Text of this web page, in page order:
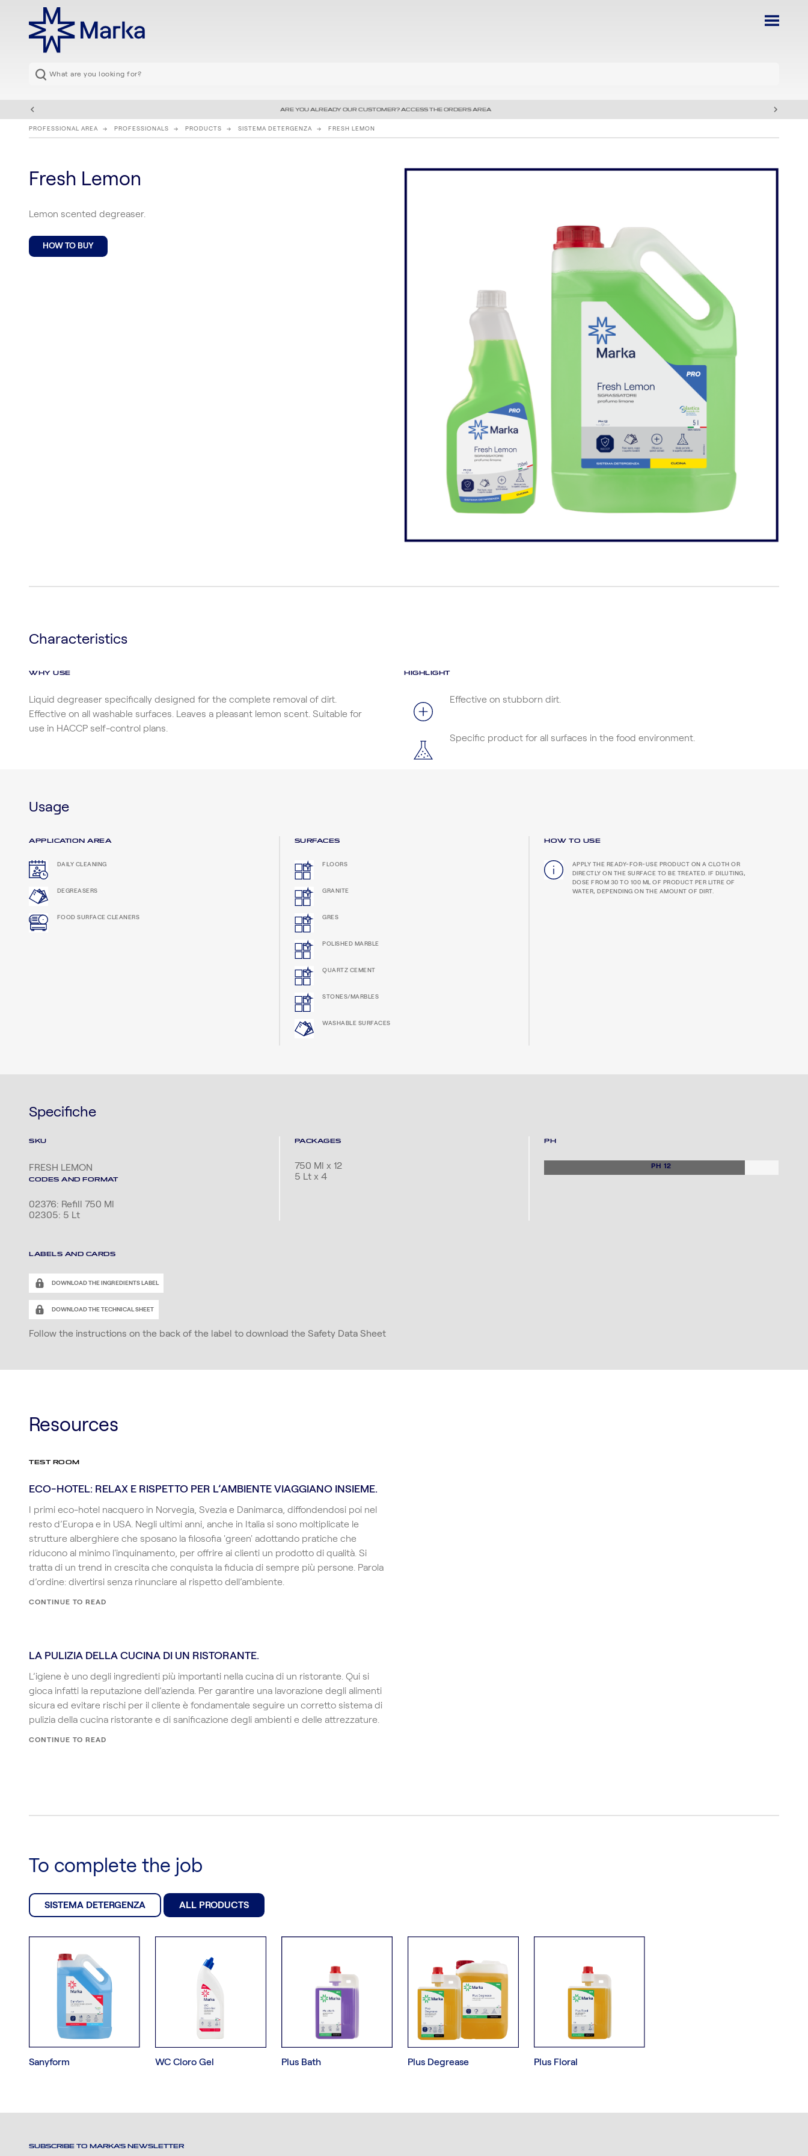
ARE YOU ALREADY OUR CUSTOMER? ACCESS THE ORDERS AREA
PROFESSIONAL AREA PROFESSIONALS PRODUCTS SISTEMA DETERGENZA FRESH LEMON
Fresh Lemon
Lemon scented degreaser.
HOW TO BUY
Characteristics
WHY USE
Liquid degreaser specifically designed for the complete removal of dirt.
Effective on all washable surfaces. Leaves a pleasant lemon scent. Suitable for
use in HACCP self-control plans.
HIGHLIGHT
Effective on stubborn dirt.
Specific product for all surfaces in the food environment.
Usage
APPLICATION AREA
DAILY CLEANING
DEGREASERS
FOOD SURFACE CLEANERS
SURFACES
FLOORS
GRANITE
GRES
POLISHED MARBLE
QUARTZ CEMENT
STONES/MARBLES
WASHABLE SURFACES
HOW TO USE
APPLY THE READY-FOR-USE PRODUCT ON A CLOTH OR
DIRECTLY ON THE SURFACE TO BE TREATED. IF DILUTING,
DOSE FROM 30 TO 100 ML OF PRODUCT PER LITRE OF
WATER, DEPENDING ON THE AMOUNT OF DIRT.
Specifiche
SKU
FRESH LEMON
CODES AND FORMAT
02376: Refill 750 Ml
02305: 5 Lt
PACKAGES
750 Ml x 12
5 Lt x 4
PH
PH 12
LABELS AND CARDS
DOWNLOAD THE INGREDIENTS LABEL
DOWNLOAD THE TECHNICAL SHEET
Follow the instructions on the back of the label to download the Safety Data Sheet
Resources
TEST ROOM
ECO-HOTEL: RELAX E RISPETTO PER L’AMBIENTE VIAGGIANO INSIEME.
I primi eco-hotel nacquero in Norvegia, Svezia e Danimarca, diffondendosi poi nel
resto d’Europa e in USA. Negli ultimi anni, anche in Italia si sono moltiplicate le
strutture alberghiere che sposano la filosofia 'green' adottando pratiche che
riducono al minimo l'inquinamento, per offrire ai clienti un prodotto di qualità. Si
tratta di un trend in crescita che conquista la fiducia di sempre più persone. Parola
d’ordine: divertirsi senza rinunciare al rispetto dell’ambiente.
CONTINUE TO READ
LA PULIZIA DELLA CUCINA DI UN RISTORANTE.
L’igiene è uno degli ingredienti più importanti nella cucina di un ristorante. Qui si
gioca infatti la reputazione dell’azienda. Per garantire una lavorazione degli alimenti
sicura ed evitare rischi per il cliente è fondamentale seguire un corretto sistema di
pulizia della cucina ristorante e di sanificazione degli ambienti e delle attrezzature.
CONTINUE TO READ
To complete the job
SISTEMA DETERGENZA ALL PRODUCTS
Sanyform WC Cloro Gel Plus Bath Plus Degrease Plus Floral
SUBSCRIBE TO MARKA'S NEWSLETTER